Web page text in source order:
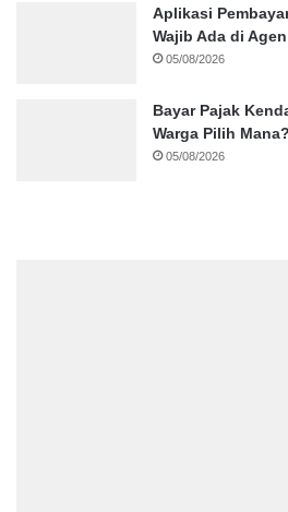
Aplikasi
Wajib Ada di Agen
05/08/2026
Bayar Pajak
Warga Pilih Mana?
05/08/2026